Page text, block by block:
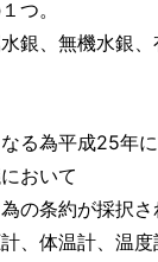
つ。
銀、無機水銀
る為平成25年
おいて
の条約が採択
、体温計、温